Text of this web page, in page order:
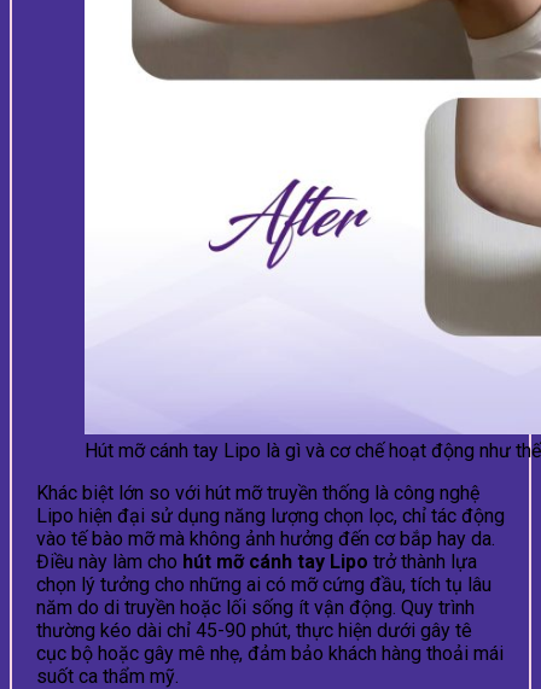
Hút mỡ cánh tay Lipo là gì và cơ chế hoạt động như
Khác biệt lớn so với hút mỡ truyền thống là công nghệ
Lipo hiện đại sử dụng năng lượng chọn lọc, chỉ tác động
vào tế bào mỡ mà không ảnh hưởng đến cơ bắp hay da.
Điều này làm cho hút mỡ cánh tay Lipo trở thành lựa
chọn lý tưởng cho những ai có mỡ cứng đầu, tích tụ lâu
năm do di truyền hoặc lối sống ít vận động. Quy trình
thường kéo dài chỉ 45-90 phút, thực hiện dưới gây tê
cục bộ hoặc gây mê nhẹ, đảm bảo khách hàng thoải mái
suốt ca thẩm mỹ.